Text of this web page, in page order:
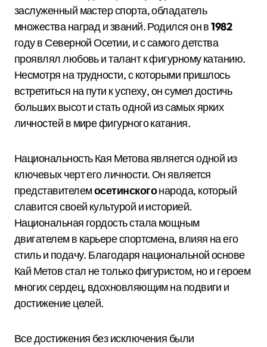
заслуженный мастер спорта, обладатель
множества наград и званий. Родился он в1982
году в Северной Осетии, и с самого детства
проявлял любовь и талант к фигурному катанию.
Несмотря на трудности, с которыми пришлось
встретиться на пути к успеху, он сумел достичь
больших высот и стать одной из самых ярких
личностей в мире фигурного катания.
Национальность Кая Метова является одной из
ключевых черт его личности. Он является
представителемосетинскогонарода, который
славится своей культурой и историей.
Национальная гордость стала мощным
двигателем в карьере спортсмена, влияя на его
стиль и подачу. Благодаря национальной основе
Кай Метов стал не только фигуристом, но и героем
многих сердец, вдохновляющим на подвиги и
достижение целей.
Все достижения без исключения были